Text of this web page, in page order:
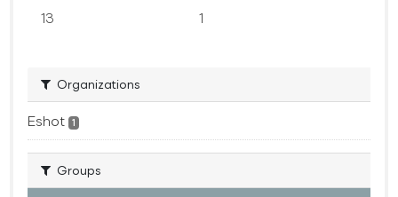
13 1
Organizations
Eshot 1
Groups